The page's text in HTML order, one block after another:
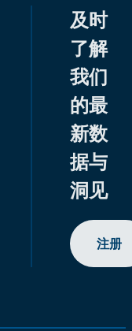
及时
了解
我们
的最
新数
据与
洞见
注册